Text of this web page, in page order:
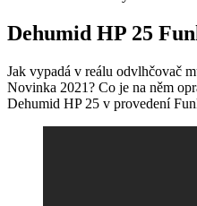
Dehumid HP 25
Jak vypadá v reálu odvlhčovač
Novinka 2021? Co je na něm
Dehumid HP 25 v provedení